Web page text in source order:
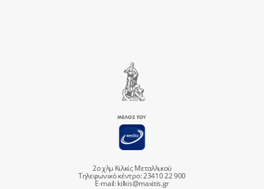
2ο χλμ Κιλκίς Μεταλλικού
Τηλεφωνικό κέντρο: 23410 22 900
E-mail:kilkis@maxitis.gr